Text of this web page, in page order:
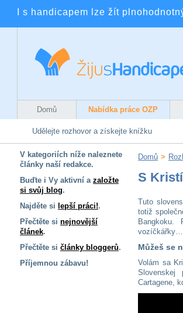
I s handicapem lze žít
Domů Nabídka práce OZP
Udělejte rozhovor a získejte knížku
V kategoriích níže naleznete
články naší redakce.
Buďte i Vy aktivní a založte
si svůj blog.
Najděte si lepší práci!.
Přečtěte si nejnovější
článek.
Přečtěte si články bloggerů.
Příjemnou zábavu!
Domů >
S
Tuto
totiž
vozíčkářky…
Můžeš se
Volám sa
Slovenskej
Cartagene,